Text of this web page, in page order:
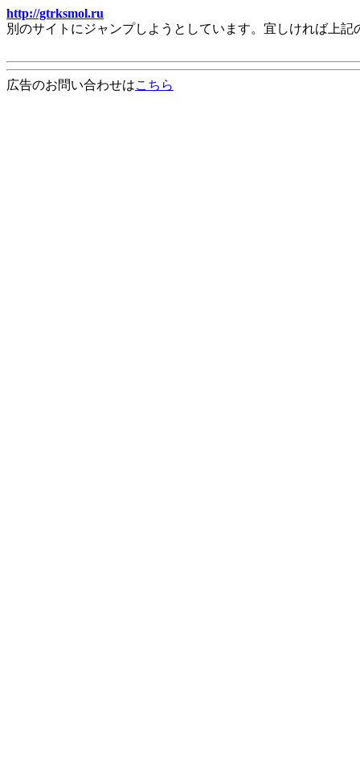
http://gtrksmol.ru
別のサイトにジャンプしようとしています。宜しければ上
広告のお問い合わせはこちら